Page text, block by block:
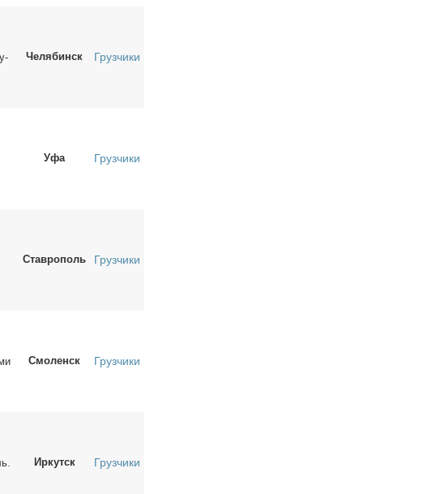
Челябинск Грузчики
Уфа Грузчики
Ставрополь Грузчики
Смоленск Грузчики
Иркутск Грузчики